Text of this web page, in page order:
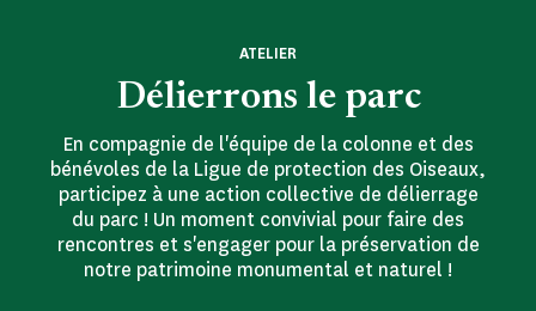
Délierrons le parc
ATELIER
En compagnie de l'équipe de la colonne et des
bénévoles de la Ligue de protection des Oiseaux,
participez à une action collective de délierrage
du parc ! Un moment convivial pour faire des
rencontres et s'engager pour la préservation de
notre patrimoine monumental et naturel !